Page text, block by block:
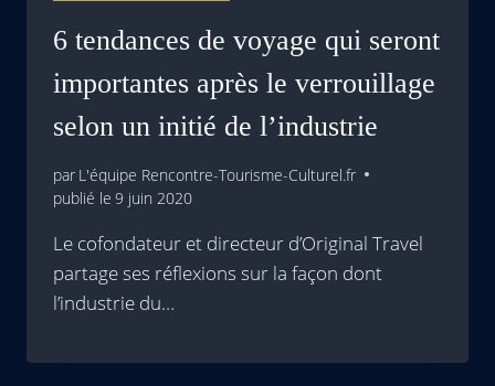
6 tendances de voyage qui seront
importantes après le verrouillage
selon un initié de l’industrie
par L'équipe Rencontre-Tourisme-Culturel.fr
publié le 9 juin 2020
Le cofondateur et directeur d’Original Travel
partage ses réflexions sur la façon dont
l’industrie du…